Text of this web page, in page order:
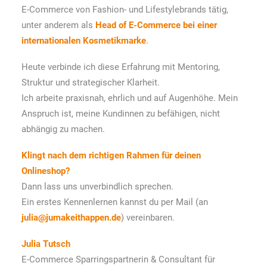
E-Commerce von Fashion- und Lifestylebrands tätig,
unter anderem als Head of E-Commerce bei einer
internationalen Kosmetikmarke.
Heute verbinde ich diese Erfahrung mit Mentoring,
Struktur und strategischer Klarheit.
Ich arbeite praxisnah, ehrlich und auf Augenhöhe. Mein
Anspruch ist, meine Kundinnen zu befähigen, nicht
abhängig zu machen.
Klingt nach dem richtigen Rahmen für deinen
Onlineshop?
Dann lass uns unverbindlich sprechen.
Ein erstes Kennenlernen kannst du per Mail (an
julia@jumakeithappen.de) vereinbaren.
Julia Tutsch
E-Commerce Sparringspartnerin & Consultant für